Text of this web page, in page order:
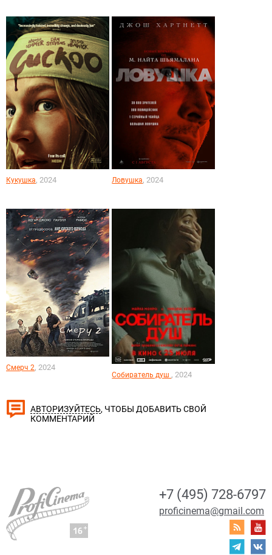
Кукушка, 2024 Ловушка, 2024
Смерч 2, 2024
Собиратель душ , 2024
АВТОРИЗУЙТЕСЬ, ЧТОБЫ ДОБАВИТЬ СВОЙ
КОММЕНТАРИЙ
+7 (495) 728-6797
proficinema@gmail.com